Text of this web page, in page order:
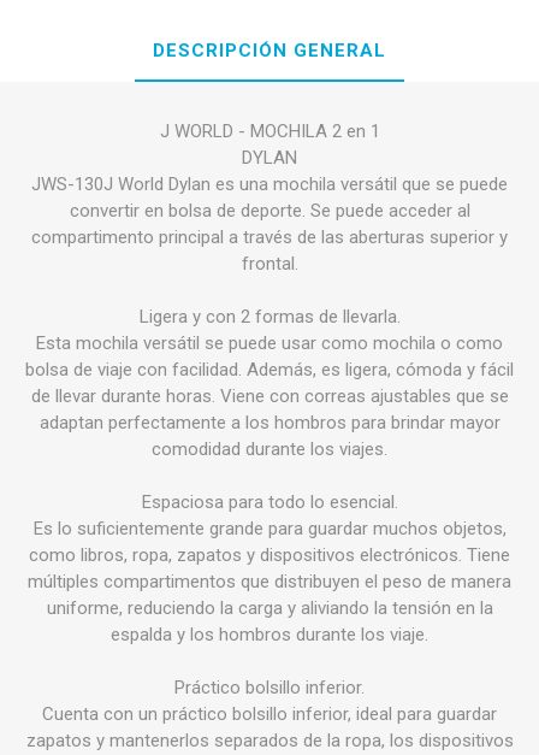
DESCRIPCIÓN GENERAL
J WORLD - MOCHILA 2 en 1
DYLAN
JWS-130J World Dylan es una mochila versátil que se puede
convertir en bolsa de deporte. Se puede acceder al
compartimento principal a través de las aberturas superior y
frontal.
Ligera y con 2 formas de llevarla.
Esta mochila versátil se puede usar como mochila o como
bolsa de viaje con facilidad. Además, es ligera, cómoda y fácil
de llevar durante horas. Viene con correas ajustables que se
adaptan perfectamente a los hombros para brindar mayor
comodidad durante los viajes.
Espaciosa para todo lo esencial.
Es lo suficientemente grande para guardar muchos objetos,
como libros, ropa, zapatos y dispositivos electrónicos. Tiene
múltiples compartimentos que distribuyen el peso de manera
uniforme, reduciendo la carga y aliviando la tensión en la
espalda y los hombros durante los viaje.
Práctico bolsillo inferior.
Cuenta con un práctico bolsillo inferior, ideal para guardar
zapatos y mantenerlos separados de la ropa, los dispositivos